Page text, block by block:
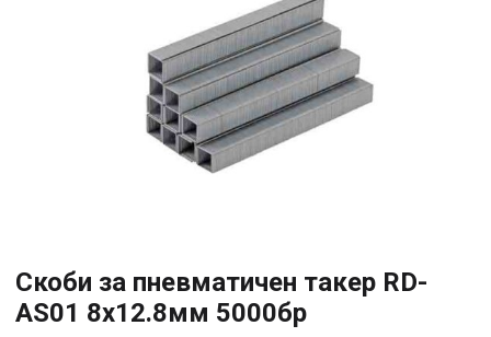
Скоби за пневматичен такер RD-
AS01 8х12.8мм 5000бр